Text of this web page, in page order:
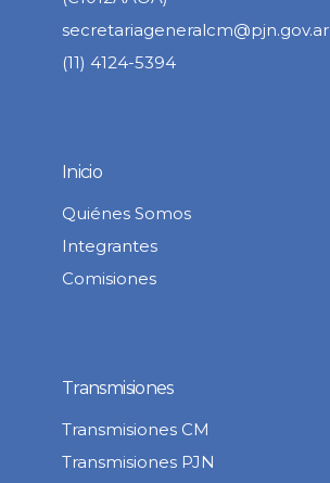
secretariageneralcm@pjn.gov.ar
(11) 4124-5394
Inicio
Quiénes Somos
Integrantes
Comisiones
Transmisiones
Transmisiones CM
Transmisiones PJN